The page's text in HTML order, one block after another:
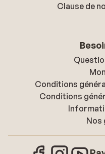
Clause de
Conditions
Conditions
Nos